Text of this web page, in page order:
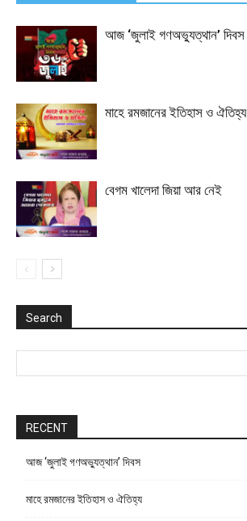
আজ ‘জুলাই গণঅভ্যুত্থান’ দিবস
মাহে রমজানের ইতিহাস ও ঐতিহ্য
বেগম খালেদা জিয়া আর নেই
Search
RECENT
আজ ‘জুলাই গণঅভ্যুত্থান’ দিবস
মাহে রমজানের ইতিহাস ও ঐতিহ্য